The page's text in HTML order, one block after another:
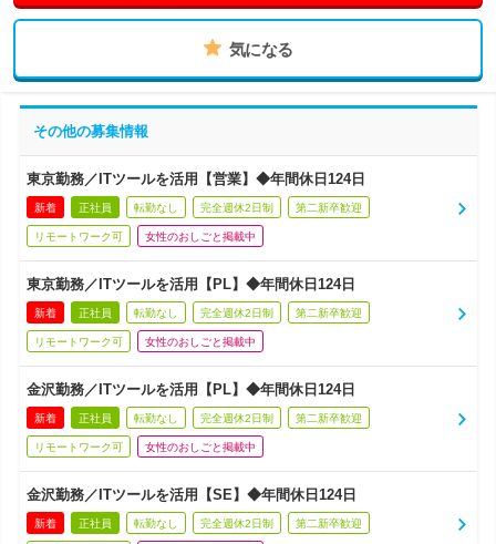
気になる
その他の募集情報
東京勤務／ITツールを活用【営業】◆年間休日124日
新着 正社員 転勤なし 完全週休2日制 第二新卒歓迎
リモートワーク可 女性のおしごと掲載中
東京勤務／ITツールを活用【PL】◆年間休日124日
新着 正社員 転勤なし 完全週休2日制 第二新卒歓迎
リモートワーク可 女性のおしごと掲載中
金沢勤務／ITツールを活用【PL】◆年間休日124日
新着 正社員 転勤なし 完全週休2日制 第二新卒歓迎
リモートワーク可 女性のおしごと掲載中
金沢勤務／ITツールを活用【SE】◆年間休日124日
新着 正社員 転勤なし 完全週休2日制 第二新卒歓迎